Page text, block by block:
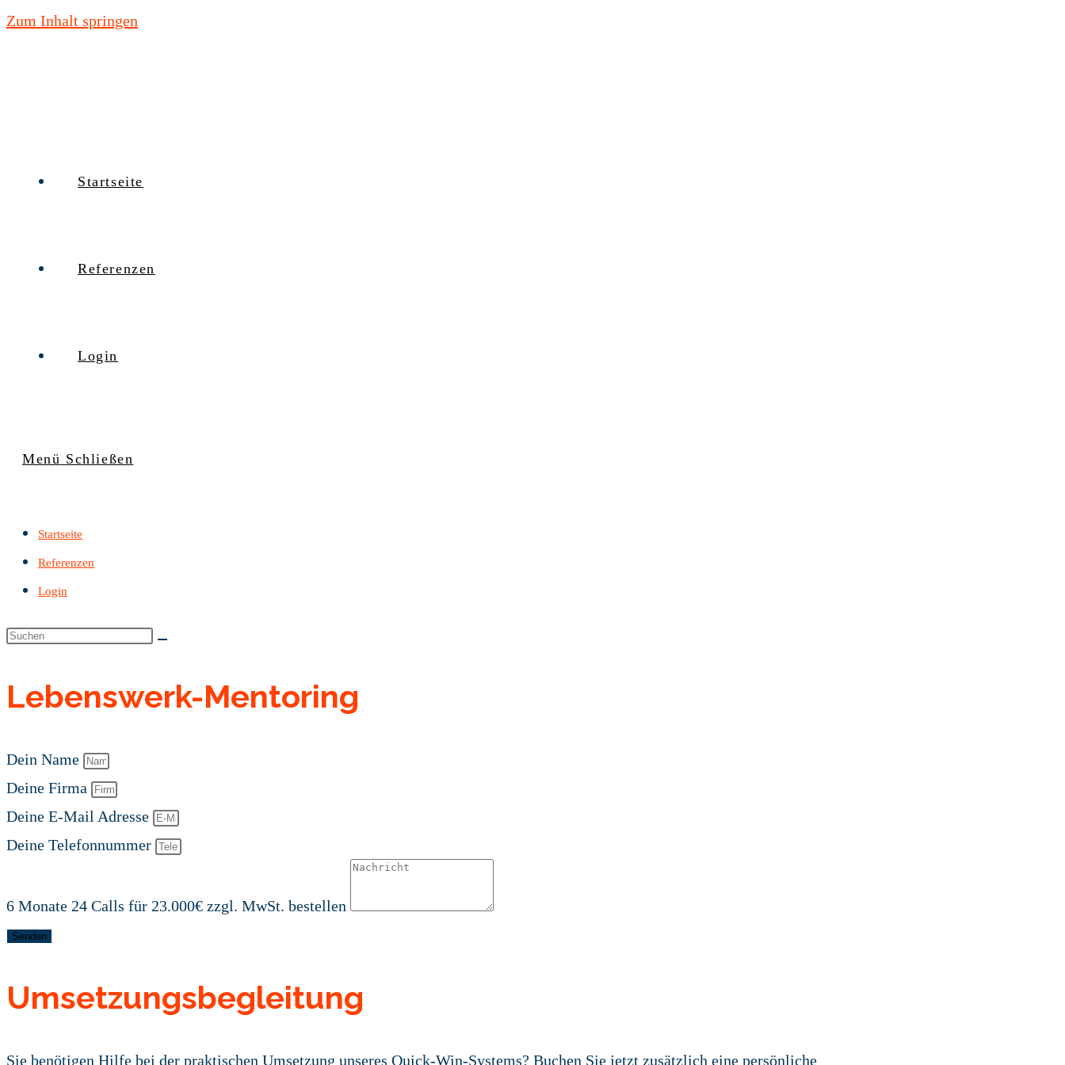
Zum Inhalt springen
Startseite
Referenzen
Login
Menü Schließen
Startseite
Referenzen
Login
Lebenswerk-Mentoring
Dein Name
Deine Firma
Deine E-Mail Adresse
Deine Telefonnummer
6 Monate 24 Calls für 23.000€ zzgl. MwSt. bestellen
Senden
Umsetzungsbegleitung
Sie benötigen Hilfe bei der praktischen Umsetzung unseres Quick-Win-Systems? Buchen Sie jetzt zusätzlich eine persönliche